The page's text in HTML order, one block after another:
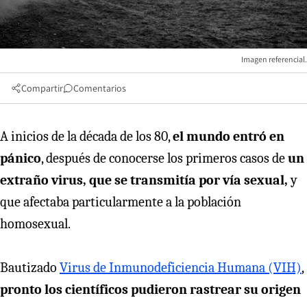
Imagen referencial.
Compartir Comentarios
A inicios de la década de los 80,el mundo entró en
pánico, después de conocerse los primeros casos deun
extraño virus, que se transmitía por vía sexual,y
que afectaba particularmente a la población
homosexual.
Bautizado Virus de Inmunodeficiencia Humana (VIH),
pronto los científicos pudieron rastrear su origen